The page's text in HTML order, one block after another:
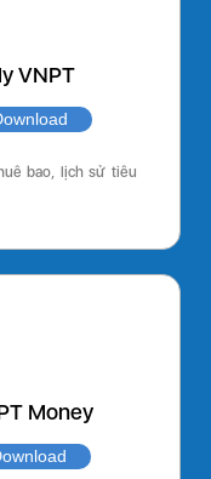
VNPT
bao, lịch sử tiêu
Money